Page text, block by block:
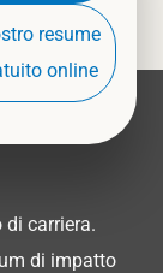
resume
online
di carriera.
di impatto